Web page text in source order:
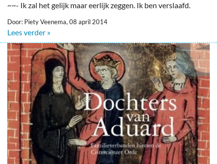
~~- Ik zal het gelijk maar eerlijk zeggen. Ik ben verslaafd.
Door: Piety Veenema, 08 april 2014
Lees verder »